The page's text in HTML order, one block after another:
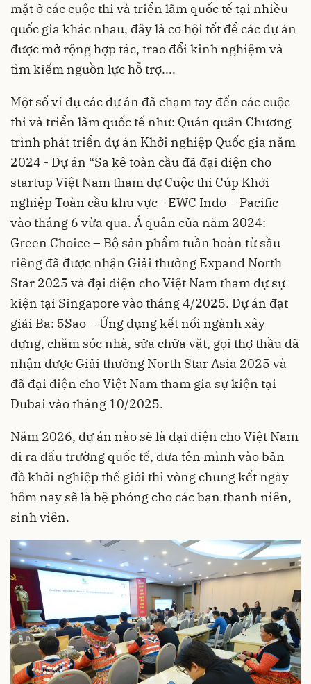
mặt ở các cuộc thi và triển lãm quốc tế tại nhiều
quốc gia khác nhau, đây là cơ hội tốt để các dự án
được mở rộng hợp tác, trao đổi kinh nghiệm và
tìm kiếm nguồn lực hỗ trợ....
Một số ví dụ các dự án đã chạm tay đến các cuộc
thi và triển lãm quốc tế như: Quán quân Chương
trình phát triển dự án Khởi nghiệp Quốc gia năm
2024 - Dự án “Sa kê toàn cầu đã đại diện cho
startup Việt Nam tham dự Cuộc thi Cúp Khởi
nghiệp Toàn cầu khu vực - EWC Indo – Pacific
vào tháng 6 vừa qua. Á quân của năm 2024:
Green Choice – Bộ sản phẩm tuần hoàn từ sầu
riêng đã được nhận Giải thưởng Expand North
Star 2025 và đại diện cho Việt Nam tham dự sự
kiện tại Singapore vào tháng 4/2025. Dự án đạt
giải Ba: 5Sao – Ứng dụng kết nối ngành xây
dựng, chăm sóc nhà, sửa chữa vặt, gọi thợ thầu đã
nhận được Giải thưởng North Star Asia 2025 và
đã đại diện cho Việt Nam tham gia sự kiện tại
Dubai vào tháng 10/2025.
Năm 2026, dự án nào sẽ là đại diện cho Việt Nam
đi ra đấu trường quốc tế, đưa tên mình vào bản
đồ khởi nghiệp thế giới thì vòng chung kết ngày
hôm nay sẽ là bệ phóng cho các bạn thanh niên,
sinh viên.